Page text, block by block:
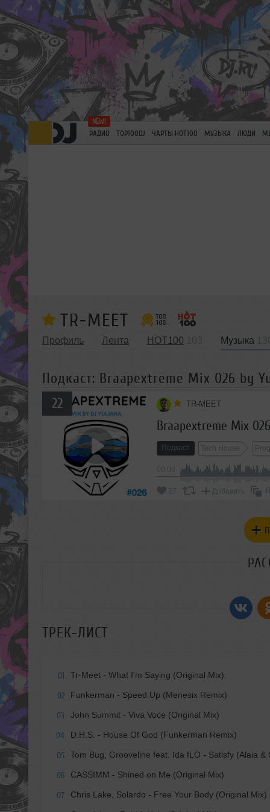
РАДИО TOP100DJ ЧАРТЫ HOT100 МУЗЫКА ЛЮДИ
TR-MEET
Профиль Лента HOT100 Музыка
Подкаст: Braapextreme Mix 026 by
22 TR-MEET
Braapextreme Mix
Подкаст Tech House
27 Добавить
ТРЕК-ЛИСТ
01 Tr-Meet - What I'm Saying (Original Mix)
02 Funkerman - Speed Up (Menesix Remix)
03 John Summit - Viva Voce (Original Mix)
04 D.H.S. - House Of God (Funkerman Remix)
05 Tom Bug, Grooveline feat. Ida fLO - Satisfy (Alaia &
06 CASSIMM - Shined on Me (Original Mix)
07 Chris Lake, Solardo - Free Your Body (Original Mix)